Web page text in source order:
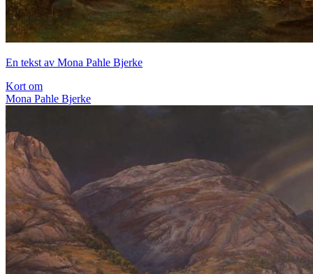
En tekst av Mona Pahle Bjerke
Kort om
Mona Pahle Bjerke